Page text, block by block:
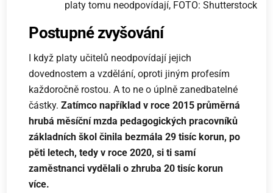
platy tomu neodpovídají, FOTO: Shutterstock
Postupné zvyšování
I když platy učitelů neodpovídají jejich
dovednostem a vzdělání, oproti jiným profesím
každoročně rostou. A to ne o úplně zanedbatelné
částky.Zatímco například v roce 2015 průměrná
hrubá měsíční mzda pedagogických pracovníků
základních škol činila bezmála 29 tisíc korun, po
pěti letech, tedy v roce 2020, si ti samí
zaměstnanci vydělali o zhruba 20 tisíc korun
více.